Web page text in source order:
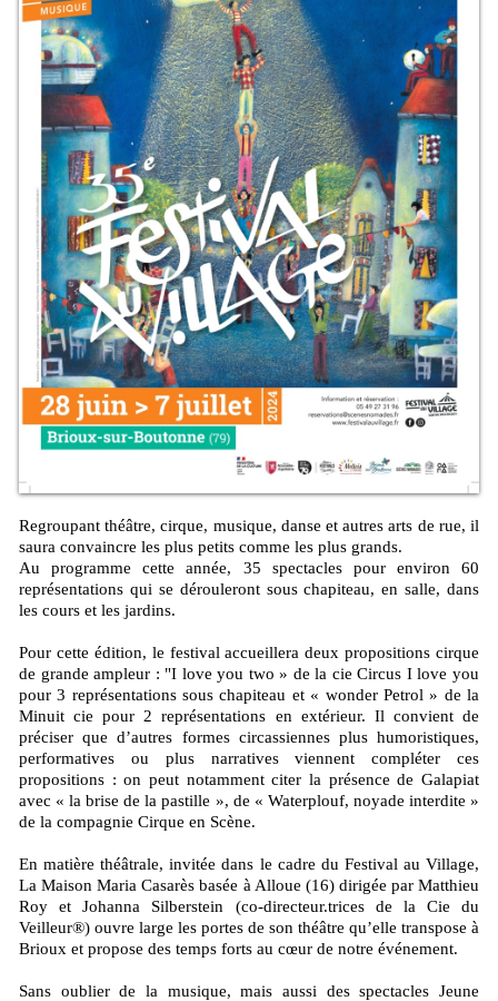
Regroupant théâtre, cirque, musique, danse et autres arts de rue, il
saura convaincre les plus petits comme les plus grands.
Au programme cette année, 35 spectacles pour environ 60
représentations qui se dérouleront sous chapiteau, en salle, dans
les cours et les jardins.
Pour cette édition, le festival accueillera deux propositions cirque
de grande ampleur : "I love you two » de la cie Circus I love you
pour 3 représentations sous chapiteau et « wonder Petrol » de la
Minuit cie pour 2 représentations en extérieur. Il convient de
préciser que d’autres formes circassiennes plus humoristiques,
performatives ou plus narratives viennent compléter ces
propositions : on peut notamment citer la présence de Galapiat
avec « la brise de la pastille », de « Waterplouf, noyade interdite »
de la compagnie Cirque en Scène.
En matière théâtrale, invitée dans le cadre du Festival au Village,
La Maison Maria Casarès basée à Alloue (16) dirigée par Matthieu
Roy et Johanna Silberstein (co-directeur.trices de la Cie du
Veilleur®) ouvre large les portes de son théâtre qu’elle transpose à
Brioux et propose des temps forts au cœur de notre événement.
Sans oublier de la musique, mais aussi des spectacles Jeune